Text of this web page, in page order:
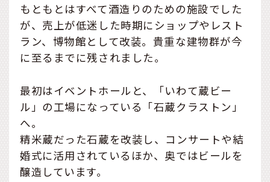
もともとはすべて酒造りのための施設でした
が、売上が低迷した時期にショップやレスト
ラン、博物館として改装。貴重な建物群が今
に至るまでに残されました。
最初はイベントホールと、「いわて蔵ビー
ル」の工場になっている「石蔵クラストン」
へ。
精米蔵だった石蔵を改装し、コンサートや結
婚式に活用されているほか、奥ではビールを
醸造しています。